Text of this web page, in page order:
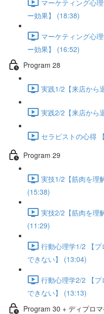
マーケティング心
ー効果】 (18:38)
マーケティング心
ー効果】 (16:52)
Program 28
実践1/2【来店から
実践2/2【来店から
セラピストの心得
Program 29
実技1/2【筋肉を理
(15:38)
実技2/2【筋肉を理
(11:29)
行動心理学1/2 【
できない】 (13:04)
行動心理学2/2 【
できない】 (13:13)
Program 30 + ディプロ